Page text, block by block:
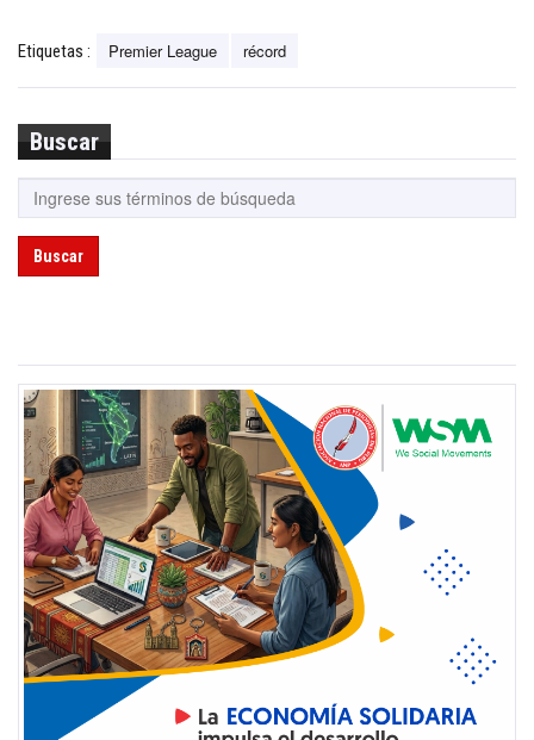
Etiquetas : Premier League récord
Buscar
Buscar